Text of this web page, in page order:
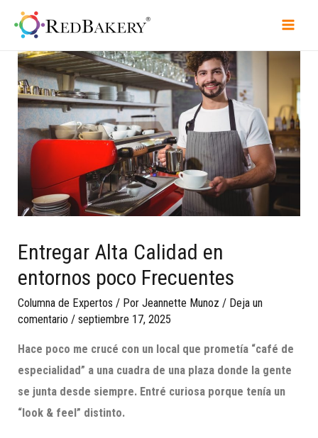
Entregar Alta Calidad en
entornos poco Frecuentes
Columna de Expertos / PorJeannette Munoz / Deja un
comentario /septiembre 17, 2025
Hace poco me crucé con un local que prometía “café de
especialidad” a una cuadra de una plaza donde la gente
se junta desde siempre. Entré curiosa porque tenía un
“look & feel” distinto.